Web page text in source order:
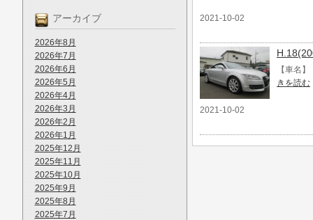
アーカイブ
2026年8月
2026年7月
2026年6月
2026年5月
2026年4月
2026年3月
2026年2月
2026年1月
2025年12月
2025年11月
2025年10月
2025年9月
2025年8月
2025年7月
2021-10-02
【車名
きを読む
2021-10-02